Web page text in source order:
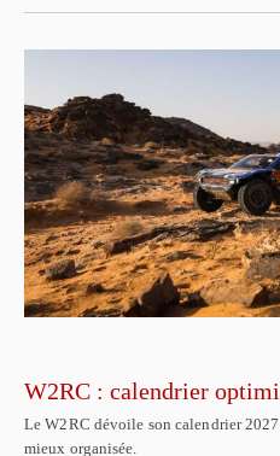
W2RC : calendrier
Le W2RC dévoile son calendrier
mieux organisée.